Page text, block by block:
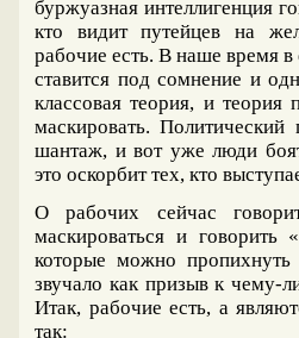
буржуазная интеллигенция
кто видит путейцев на
рабочие есть. В наше время в
ставится под сомнение и
классовая теория, и теория
маскировать.
шантаж, и вот уже люди
это оскорбит тех, кто
О рабочих сейчас
маскироваться и
которые можно
звучало как призыв к чему-
Итак, рабочие есть, а
так: